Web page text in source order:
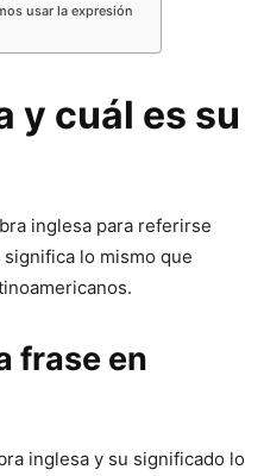
usar la expresión
y cuál es su
inglesa para referirse
lo mismo que
frase en
inglesa y su significado lo